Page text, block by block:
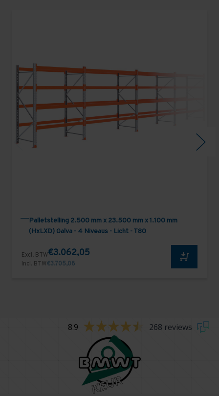
Palletstelling 2.500 mm x 23.500 mm x 1.100 mm
(HxLXD) Galva - 4 Niveaus - Licht - T80
Excl. BTW€3.062,05
Incl. BTW€3.705,08
8.9 268 reviews